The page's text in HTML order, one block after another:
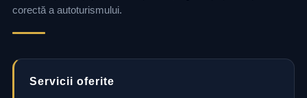
corectă a autoturismului.
Servicii oferite